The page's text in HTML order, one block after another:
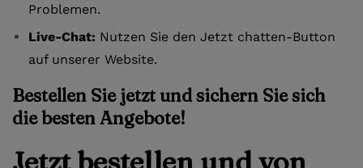
Problemen.
Live-Chat: Nutzen Sie den Jetzt chatten-Button
auf unserer Website.
Bestellen Sie jetzt und sichern Sie sich
die besten Angebote!
Jetzt bestellen und von